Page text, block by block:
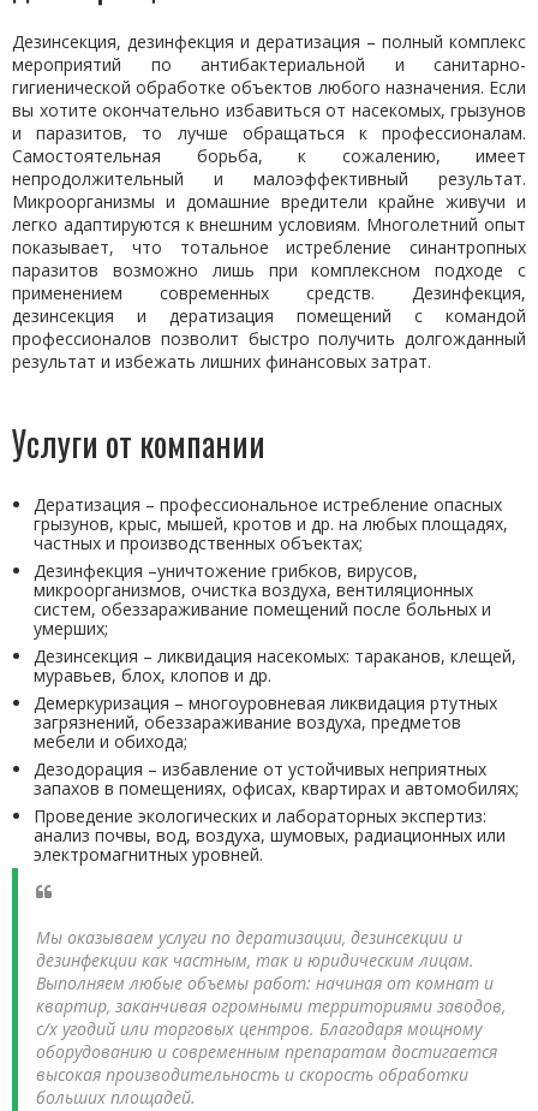
Дезинсекция, дезинфекция и дератизация – полный комплекс
мероприятий по антибактериальной и санитарно-
гигиенической обработке объектов любого назначения. Если
вы хотите окончательно избавиться от насекомых, грызунов
и паразитов, то лучше обращаться к профессионалам.
Самостоятельная борьба, к сожалению, имеет
непродолжительный и малоэффективный результат.
Микроорганизмы и домашние вредители крайне живучи и
легко адаптируются к внешним условиям. Многолетний опыт
показывает, что тотальное истребление синантропных
паразитов возможно лишь при комплексном подходе с
применением современных средств. Дезинфекция,
дезинсекция и дератизация помещений с командой
профессионалов позволит быстро получить долгожданный
результат и избежать лишних финансовых затрат.
Услуги от компании
Дератизация – профессиональное истребление опасных
грызунов, крыс, мышей, кротов и др. на любых площадях,
частных и производственных объектах;
Дезинфекция –уничтожение грибков, вирусов,
микроорганизмов, очистка воздуха, вентиляционных
систем, обеззараживание помещений после больных и
умерших;
Дезинсекция – ликвидация насекомых: тараканов, клещей,
муравьев, блох, клопов и др.
Демеркуризация – многоуровневая ликвидация ртутных
загрязнений, обеззараживание воздуха, предметов
мебели и обихода;
Дезодорация – избавление от устойчивых неприятных
запахов в помещениях, офисах, квартирах и автомобилях;
Проведение экологических и лабораторных экспертиз:
анализ почвы, вод, воздуха, шумовых, радиационных или
электромагнитных уровней.
Мы оказываем услуги по дератизации, дезинсекции и
дезинфекции как частным, так и юридическим лицам.
Выполняем любые объемы работ: начиная от комнат и
квартир, заканчивая огромными территориями заводов,
с/х угодий или торговых центров. Благодаря мощному
оборудованию и современным препаратам достигается
высокая производительность и скорость обработки
больших площадей.